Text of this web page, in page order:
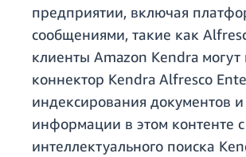
предприятии, включая
сообщениями, такие как
клиенты Amazon Kendra могут
коннектор Kendra Alfresco
индексирования документов
информации в этом контенте
интеллектуального поиска